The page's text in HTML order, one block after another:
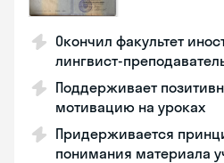
Окончил факультет
лингвист-
Поддерживает
мотивацию на уроках
Придерживается
понимания материала